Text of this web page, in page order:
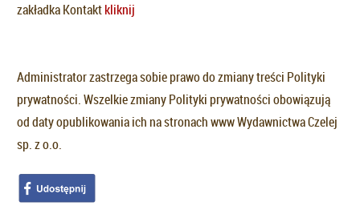
zakładka Kontaktkliknij
Administrator zastrzega sobie prawo do zmiany treści Polityki
prywatności. Wszelkie zmiany Polityki prywatności obowiązują
od daty opublikowania ich na stronach www Wydawnictwa Czelej
sp. z o.o.